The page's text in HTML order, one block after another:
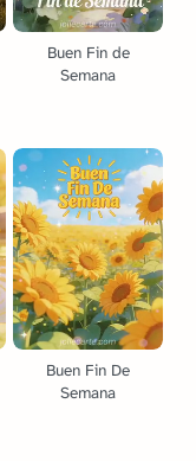
Buen Fin de
Semana
Buen Fin De
Semana